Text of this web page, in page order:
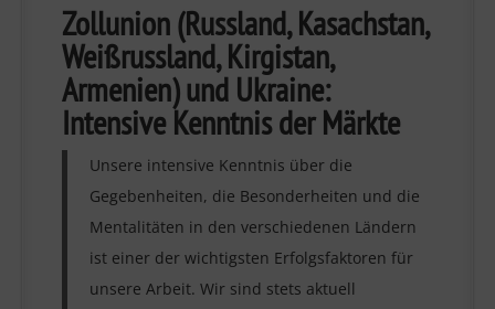
Zollunion (Russland, Kasachstan,
Weißrussland, Kirgistan,
Armenien) und Ukraine:
Intensive Kenntnis der Märkte
Unsere intensive Kenntnis über die
Gegebenheiten, die Besonderheiten und die
Mentalitäten in den verschiedenen Ländern
ist einer der wichtigsten Erfolgsfaktoren für
unsere Arbeit. Wir sind stets aktuell